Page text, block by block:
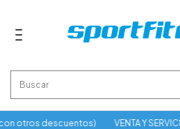
con otros descuentos) VENTA Y